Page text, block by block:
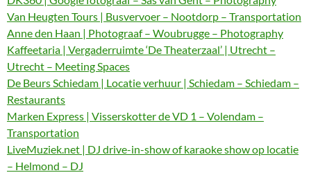
Van Heugten Tours | Busvervoer – Nootdorp – Transportation
Anne den Haan | Photograaf – Woubrugge – Photography
Kaffeetaria | Vergaderruimte ‘De Theaterzaal’ | Utrecht –
Utrecht – Meeting Spaces
De Beurs Schiedam | Locatie verhuur | Schiedam – Schiedam –
Restaurants
Marken Express | Visserskotter de VD 1 – Volendam –
Transportation
LiveMuziek.net | DJ drive-in-show of karaoke show op locatie
– Helmond – DJ